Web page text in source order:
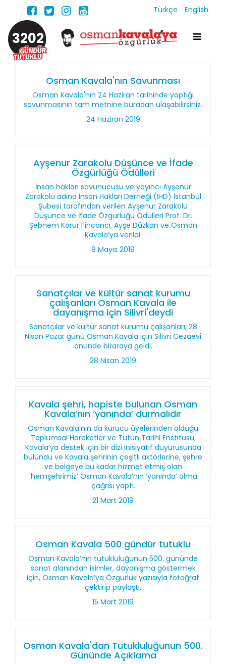
Türkçe English
3202
Osman Kavala'nın Savunması
Osman Kavala'nın 24 Haziran tarihinde yaptığı
savunmasının tam metnine buradan ulaşabilirsiniz.
24 Haziran 2019
Ayşenur Zarakolu Düşünce ve İfade
Özgürlüğü Ödülleri
İnsan hakları savunucusu ve yayıncı Ayşenur
Zarakolu adına İnsan Hakları Derneği (İHD) İstanbul
Şubesi tarafından verilen Ayşenur Zarakolu
Düşünce ve İfade Özgürlüğü Ödülleri Prof. Dr.
Şebnem Korur Fincancı, Ayşe Düzkan ve Osman
Kavala’ya verildi.
9 Mayıs 2019
Sanatçılar ve kültür sanat kurumu
çalışanları Osman Kavala ile
dayanışma için Silivri'deydi
Sanatçılar ve kültür sanat kurumu çalışanları, 28
Nisan Pazar günü Osman Kavala için Silivri Cezaevi
önünde biraraya geldi.
28 Nisan 2019
Kavala şehri, hapiste bulunan Osman
Kavala’nın ‘yanında’ durmalıdır
Osman Kavala’nın da kurucu üyelerinden olduğu
Toplumsal Hareketler ve Tütün Tarihi Enstitüsü,
Kavala’ya destek için bir dizi inisiyatif duyurusunda
bulundu ve Kavala şehrinin çeşitli aktörlerine, şehre
ve bölgeye bu kadar hizmet etmiş olan
‘hemşehrimiz’ Osman Kavala’nın ‘yanında’ olma
çağrısı yaptı.
21 Mart 2019
Osman Kavala 500 gündür tutuklu
Osman Kavala’nın tutukluluğunun 500. gününde
sanat alanından isimler, dayanışma göstermek
için, Osman Kavala’ya Özgürlük yazısıyla fotoğraf
çektirip paylaştı.
15 Mart 2019
Osman Kavala'dan Tutukluluğunun 500.
Gününde Açıklama